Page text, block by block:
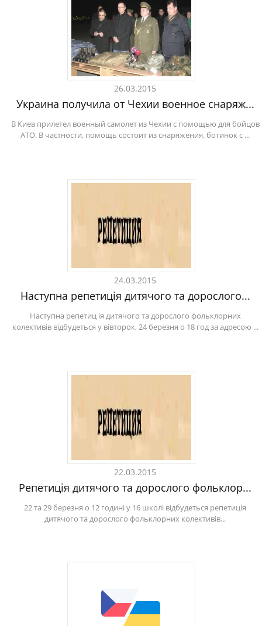
26.03.2015
Украина получила от Чехии военное снаряж...
В Киев прилетел военный самолет из Чехии с помощью для бойцов
АТО. В частности, помощь состоит из снаряжения, ботинок с ...
24.03.2015
Наступна репетиція дитячого та дорослого...
Наступна репетиц ія дитячого та дорослого фольклорних
колективів відбудеться у вівторок, 24 березня о 18 год за адресою ...
22.03.2015
Репетиція дитячого та дорослого фольклор...
22 та 29 березня о 12 годині у 16 школі відбудеться репетиція
дитячого та дорослого фольклорних колективів...